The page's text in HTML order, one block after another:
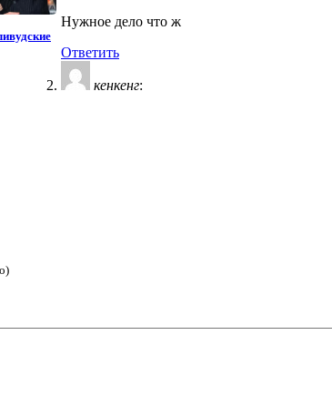
Нужное дело что ж
Ответить
кенкенг: